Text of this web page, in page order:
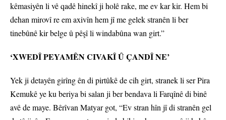
kêmasiyên li vê qadê hinekî ji holê rake, me ev kar kir. Hem bi
dehan mirovî re em axivîn hem jî me gelek stranên li ber
tinebûnê kir belge û pêşî li windabûna wan girt.”
‘XWEDÎ PEYAMÊN CIVAKÎ Û ÇANDÎ NE’
Yek ji detayên girîng ên di pirtûkê de cih girt, stranek li ser Pira
Kemukê ye ku beriya bi salan ji ber bendava li Farqînê di binê
avê de maye. Bêrîvan Matyar got, “Ev stran hîn jî di stranên gel